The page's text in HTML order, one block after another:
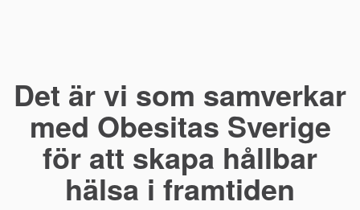
Det är vi som samverkar
med Obesitas Sverige
för att skapa hållbar
hälsa i framtiden